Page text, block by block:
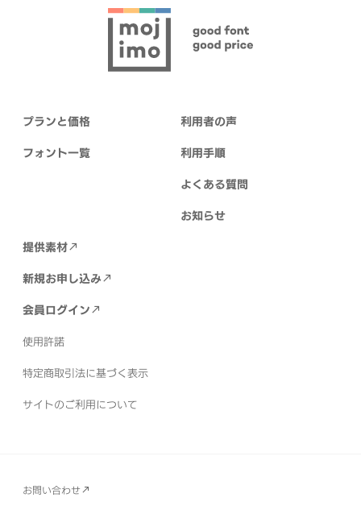
プランと価格
フォント一覧
利用者の声
利用手順
よくある質問
お知らせ
提供素材
新規お申し込み
会員ログイン
使用許諾
特定商取引法に基づく表示
サイトのご利用について
お問い合わせ